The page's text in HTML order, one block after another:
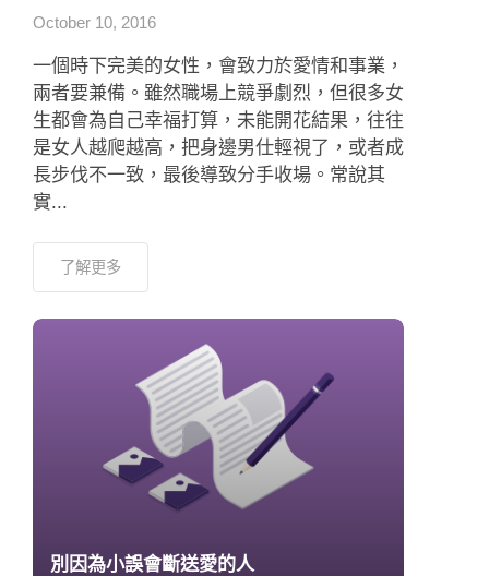
October 10, 2016
一個時下完美的女性，會致力於愛情和事業，
兩者要兼備。雖然職場上競爭劇烈，但很多女
生都會為自己幸福打算，未能開花結果，往往
是女人越爬越高，把身邊男仕輕視了，或者成
長步伐不一致，最後導致分手收場。常說其
實...
了解更多
別因為小誤會斷送愛的人